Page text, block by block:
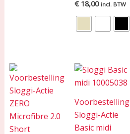
€18,00 incl. BTW
Voorbestelling
Sloggi-Actie
Basic midi